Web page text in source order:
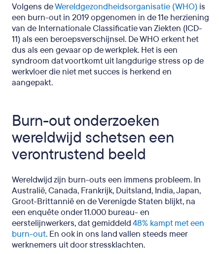
Volgens deWereldgezondheidsorganisatie (WHO) is
een burn-out in 2019 opgenomen in de 11e herziening
van de Internationale Classificatie van Ziekten (ICD-
11) als een beroepsverschijnsel. De WHO erkent het
dus als een gevaar op de werkplek. Het is een
syndroom dat voortkomt uit langdurige stress op de
werkvloer die niet met succes is herkend en
aangepakt.
Burn-out onderzoeken
wereldwijd schetsen een
verontrustend beeld
Wereldwijd zijn burn-outs een immens probleem. In
Australië, Canada, Frankrijk, Duitsland, India, Japan,
Groot-Brittannië en de Verenigde Staten blijkt, na
een enquête onder 11.000 bureau- en
eerstelijnwerkers, dat gemiddeld48% kampt met een
burn-out. En ook in ons land vallen steeds meer
werknemers uit door stressklachten.